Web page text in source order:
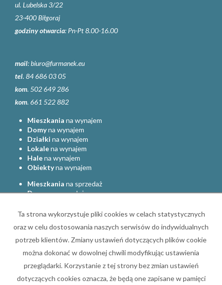
ul. Lubelska 3/22
23-400 Biłgoraj
godziny otwarcia: Pn-Pt 8.00-16.00
mail:biuro@furmanek.eu
tel. 84 686 03 05
kom. 502 649 286
kom. 661 522 882
Mieszkania na wynajem
Domyna wynajem
Działki na wynajem
Lokalena wynajem
Halena wynajem
Obiektyna wynajem
Mieszkania na sprzedaż
Domyna sprzedaż
Lokalena sprzedaż
Obiektyna sprzedaż
Strona główna Oferty nieruchomości Zgłoś ofertę Kredyty
Referencje
Ta strona wykorzystuje pliki cookies w celach statystycznych
oraz w celu dostosowania naszych serwisów do indywidualnych
potrzeb klientów. Zmiany ustawień dotyczących plików cookie
można dokonać w dowolnej chwili modyfikując ustawienia
przeglądarki. Korzystanie z tej strony bez zmian ustawień
dotyczących cookies oznacza, że będą one zapisane w pamięci